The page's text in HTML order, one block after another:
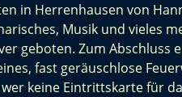
in Herrenhausen von
Musik und vieles
geboten. Zum Abschluss
fast geräuschlose
keine Eintrittskarte für